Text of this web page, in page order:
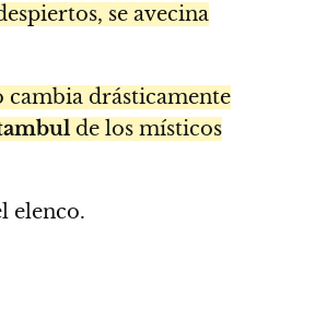
se avecina
cambia drásticamente
de los místicos
elenco.